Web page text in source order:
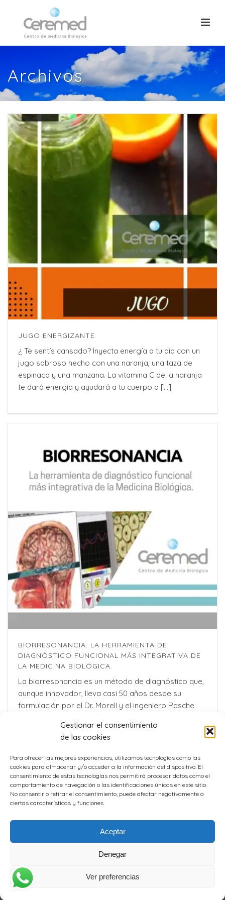
Gestionar el consentimiento
de las cookies
Para ofrecer las mejores experiencias, utilizamos tecnologías como las
cookies para almacenar y/o acceder a la información del dispositivo. El
consentimiento de estas tecnologías nos permitirá procesar datos como el
comportamiento de navegación o las identificaciones únicas en este sitio.
No consentir o retirar el consentimiento, puede afectar negativamente a
ciertas características y funciones.
Aceptar
Denegar
Ver preferencias
Archivos
JUGO ENERGIZANTE
¿ Te sentís cansado? Inyecta energía a tu día con un
jugo sabroso hecho con una naranja, una taza de
espinaca y una manzana. La vitamina C de la naranja
te dará energía y ayudará a tu cuerpo a [...]
BIORRESONANCIA: LA HERRAMIENTA DE
DIAGNÓSTICO FUNCIONAL MÁS INTEGRATIVA DE
LA MEDICINA BIOLÓGICA.
La biorresonancia es un método de diagnóstico que,
aunque innovador, lleva casi 50 años desde su
formulación por el Dr. Morell y el ingeniero Rasche
Todos los derechos reservados ©CEREMED 2024 | Diseño